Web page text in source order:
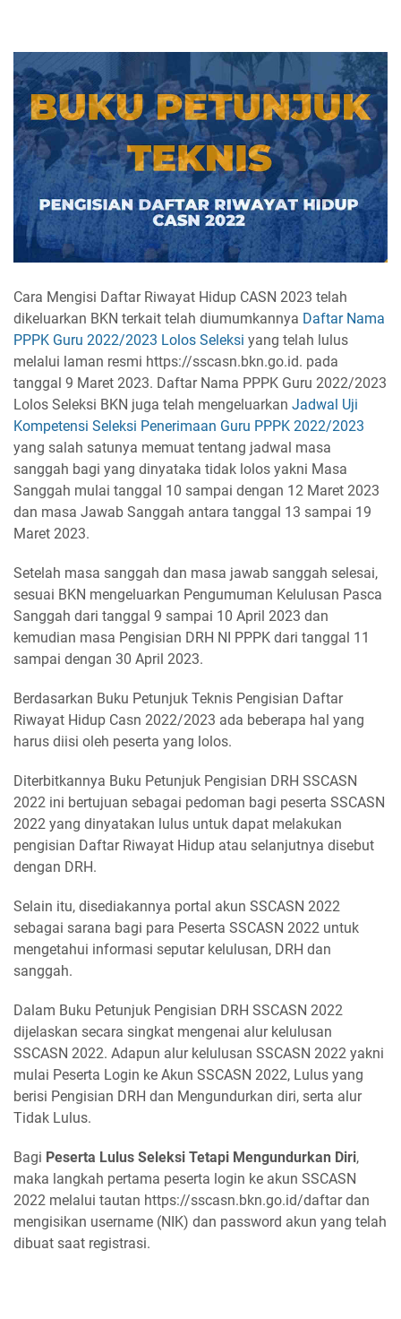
Cara Mengisi Daftar Riwayat Hidup CASN 2023 telah
dikeluarkan BKN terkait telah diumumkannya Daftar Nama
PPPK Guru 2022/2023 Lolos Seleksi yang telah lulus
melalui laman resmi https://sscasn.bkn.go.id. pada
tanggal 9 Maret 2023. Daftar Nama PPPK Guru 2022/2023
Lolos Seleksi BKN juga telah mengeluarkan Jadwal Uji
Kompetensi Seleksi Penerimaan Guru PPPK 2022/2023
yang salah satunya memuat tentang jadwal masa
sanggah bagi yang dinyataka tidak lolos yakni Masa
Sanggah mulai tanggal 10 sampai dengan 12 Maret 2023
dan masa Jawab Sanggah antara tanggal 13 sampai 19
Maret 2023.
Setelah masa sanggah dan masa jawab sanggah selesai,
sesuai BKN mengeluarkan Pengumuman Kelulusan Pasca
Sanggah dari tanggal 9 sampai 10 April 2023 dan
kemudian masa Pengisian DRH NI PPPK dari tanggal 11
sampai dengan 30 April 2023.
Berdasarkan Buku Petunjuk Teknis Pengisian Daftar
Riwayat Hidup Casn 2022/2023 ada beberapa hal yang
harus diisi oleh peserta yang lolos.
Diterbitkannya Buku Petunjuk Pengisian DRH SSCASN
2022 ini bertujuan sebagai pedoman bagi peserta SSCASN
2022 yang dinyatakan lulus untuk dapat melakukan
pengisian Daftar Riwayat Hidup atau selanjutnya disebut
dengan DRH.
Selain itu, disediakannya portal akun SSCASN 2022
sebagai sarana bagi para Peserta SSCASN 2022 untuk
mengetahui informasi seputar kelulusan, DRH dan
sanggah.
Dalam Buku Petunjuk Pengisian DRH SSCASN 2022
dijelaskan secara singkat mengenai alur kelulusan
SSCASN 2022. Adapun alur kelulusan SSCASN 2022 yakni
mulai Peserta Login ke Akun SSCASN 2022, Lulus yang
berisi Pengisian DRH dan Mengundurkan diri, serta alur
Tidak Lulus.
Bagi Peserta Lulus Seleksi Tetapi Mengundurkan Diri,
maka langkah pertama peserta login ke akun SSCASN
2022 melalui tautan https://sscasn.bkn.go.id/daftar dan
mengisikan username (NIK) dan password akun yang telah
dibuat saat registrasi.